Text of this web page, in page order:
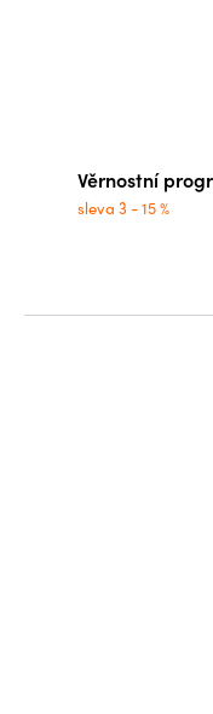
Věrnostní
sleva 3 - 15 %